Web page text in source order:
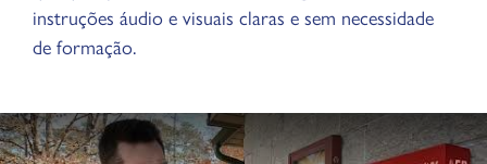
instruções áudio e visuais claras e sem necessidade
de formação.